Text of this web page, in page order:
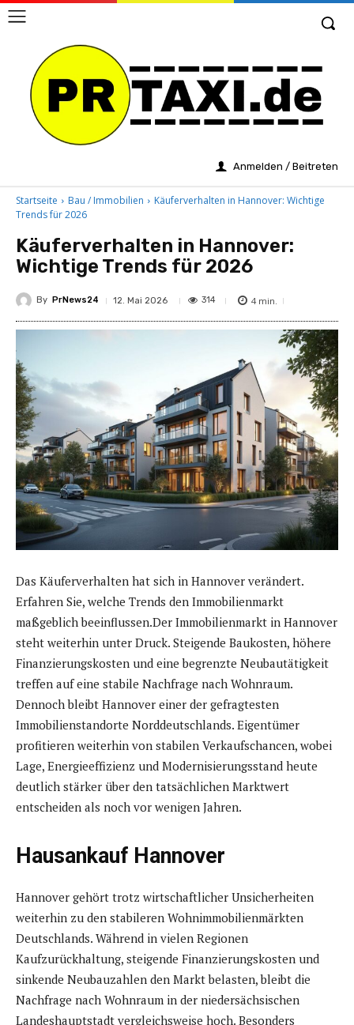
Anmelden / Beitreten
Startseite Bau / Immobilien
Käuferverhalten in Hannover: Wichtige
Trends für 2026
Käuferverhalten in Hannover:
Wichtige Trends für 2026
By PrNews24 12. Mai 2026 314 4 min.
Das Käuferverhalten hat sich in Hannover verändert.
Erfahren Sie, welche Trends den Immobilienmarkt
maßgeblich beeinflussen.Der Immobilienmarkt in Hannover
steht weiterhin unter Druck. Steigende Baukosten, höhere
Finanzierungskosten und eine begrenzte Neubautätigkeit
treffen auf eine stabile Nachfrage nach Wohnraum.
Dennoch bleibt Hannover einer der gefragtesten
Immobilienstandorte Norddeutschlands. Eigentümer
profitieren weiterhin von stabilen Verkaufschancen, wobei
Lage, Energieeffizienz und Modernisierungsstand heute
deutlich stärker über den tatsächlichen Marktwert
entscheiden als noch vor wenigen Jahren.
Hausankauf Hannover
Hannover gehört trotz wirtschaftlicher Unsicherheiten
weiterhin zu den stabileren Wohnimmobilienmärkten
Deutschlands. Während in vielen Regionen
Kaufzurückhaltung, steigende Finanzierungskosten und
sinkende Neubauzahlen den Markt belasten, bleibt die
Nachfrage nach Wohnraum in der niedersächsischen
Landeshauptstadt vergleichsweise hoch. Besonders